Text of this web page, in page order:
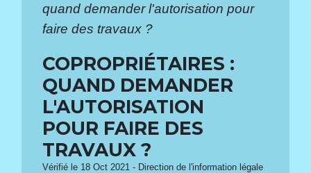
quand demander l'autorisation pour
faire des travaux ?
COPROPRIÉTAIRES :
QUAND DEMANDER
L'AUTORISATION
POUR FAIRE DES
TRAVAUX ?
Vérifié le 18 Oct 2021 - Direction de l'information légale